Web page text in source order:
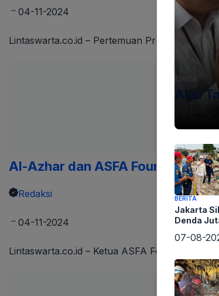
04-11-2024
Lintaswarta.co.id – Pertemuan Presiden
Al-Azhar dan ASFA Foundation
Redaksi
04-11-2024
Lintaswarta.co.id – Ketua ASFA Foundation
Aksi
BERITA
Jakarta
Denda
07-08-